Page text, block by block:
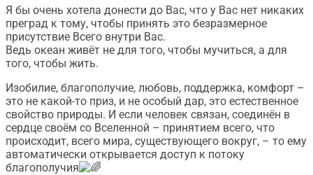
Я бы очень хотела донести до Вас, что у Вас нет никаких
преград к тому, чтобы принять это безразмерное
присутствие Всего внутри Вас.
Ведь океан живёт не для того, чтобы мучиться, а для
того, чтобы жить.
Изобилие, благополучие, любовь, поддержка, комфорт –
это не какой-то приз, и не особый дар, это естественное
свойство природы. И если человек связан, соединён в
сердце своём со Вселенной – принятием всего, что
происходит, всего мира, существующего вокруг, – то ему
автоматически открывается доступ к потоку
благополучия